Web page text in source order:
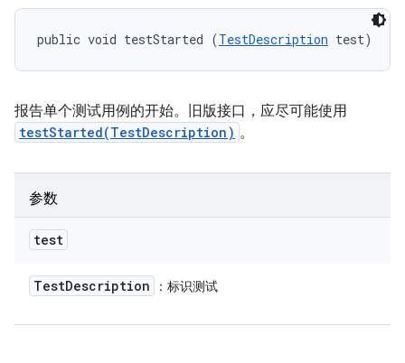
public void testStarted (TestDescription test)
报告单个测试用例的开始。旧版接口，应尽可能使用
testStarted(TestDescription) 。
参数
test
TestDescription ：标识测试